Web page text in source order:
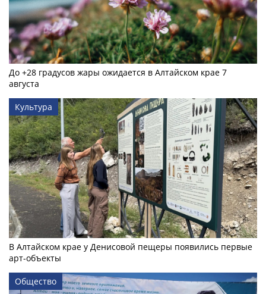
До +28 градусов жары ожидается в Алтайском крае 7
августа
Культура
В Алтайском крае у Денисовой пещеры появились первые
арт-объекты
Общество